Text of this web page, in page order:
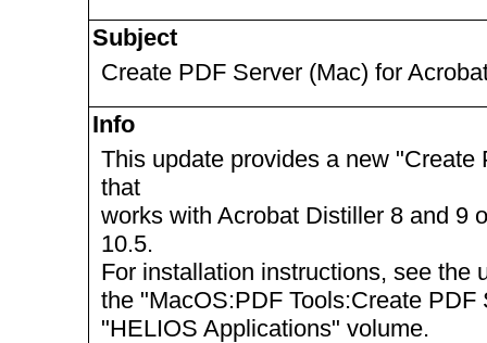
Subject
Create PDF Server (Mac) for
Info
This update provides a new "Create
that
works with Acrobat Distiller 8 and 9
10.5.
For installation instructions, see the
the "MacOS:PDF Tools:Create PDF
"HELIOS Applications" volume.